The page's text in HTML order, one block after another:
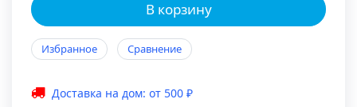
В корзину
Избранное Сравнение
Доставка на дом: от 500 ₽